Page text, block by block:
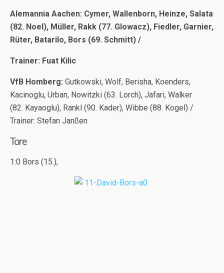
Alemannia Aachen: Cymer, Wallenborn, Heinze, Salata
(82. Noel), Müller, Rakk (77. Glowacz), Fiedler, Garnier,
Rüter, Batarilo, Bors (69. Schmitt) /
Trainer: Fuat Kilic
VfB Homberg: Gutkowski, Wolf, Berisha, Koenders,
Kacinoglu, Urban, Nowitzki (63. Lorch), Jafari, Walker
(82. Kayaoglu), Rankl (90. Kader), Wibbe (88. Kogel) /
Trainer: Stefan Janßen
Tore
1:0 Bors (15.),